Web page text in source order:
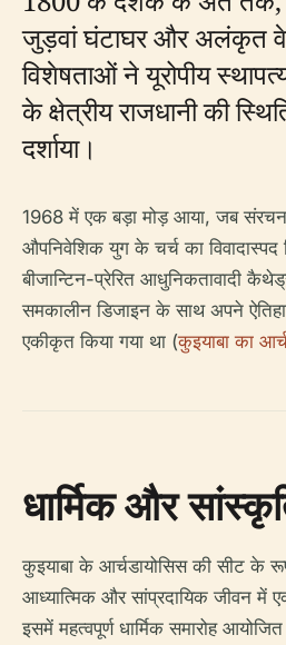
जुड़वां घंटाघर और अलंकृत
विशेषताओं ने यूरोपीय
के क्षेत्रीय राजधानी की
दर्शाया।
1968 में एक बड़ा मोड़ आया, जब
औपनिवेशिक युग के चर्च का विवादास्पद
बीजान्टिन-प्रेरित आधुनिकतावादी
समकालीन डिजाइन के साथ अपने
एकीकृत किया गया था (कुइयाबा का
धार्मिक और
कुइयाबा के आर्चडायोसिस की सीट के
आध्यात्मिक और सांप्रदायिक जीवन में
इसमें महत्वपूर्ण धार्मिक समारोह